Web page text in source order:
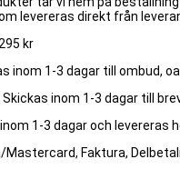
levereras direkt från
kr
inom 1-3 dagar till ombud,
Skickas inom 1-3 dagar till
1-3 dagar och levereras
Mastercard, Faktura,